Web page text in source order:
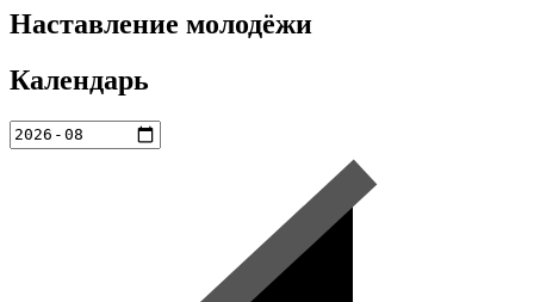
Наставление молодёжи
Календарь